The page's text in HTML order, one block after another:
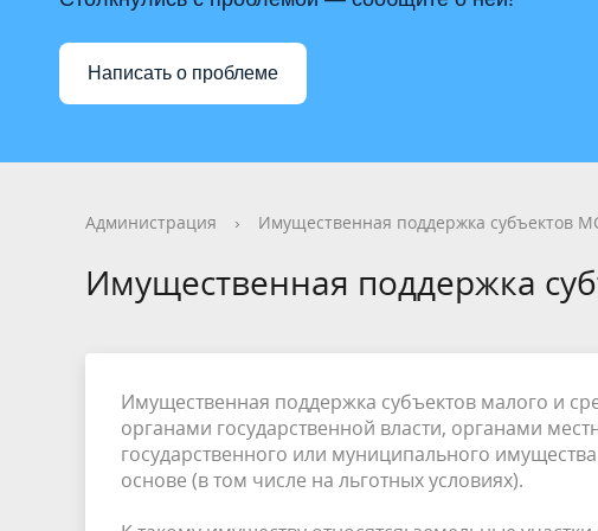
Фотогалерея
Видеогалерея
ЕДДС
Имущество
Муниципальный
Персональные данные
Написать о проблеме
Администрация › Имущественная поддержка субъектов
Имущественная поддержка
Имущественная поддержка субъектов малого и
органами государственной власти, органами
государственного или муниципального
основе (в том числе на льготных условиях).